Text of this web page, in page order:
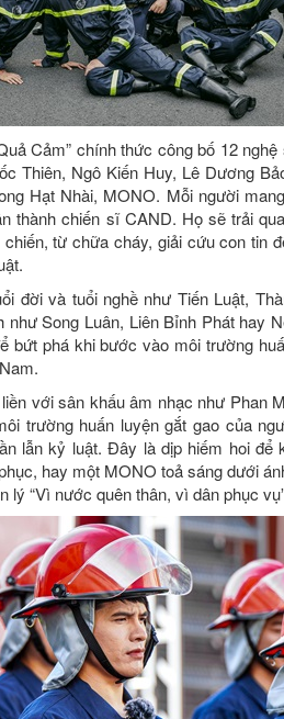
Cảm” chính thức công bố 12
Thiên, Ngô Kiến Huy, Lê Dương
Hạt Nhài, MONO. Mỗi người
thành chiến sĩ CAND. Họ sẽ trải
từ chữa cháy, giải cứu con tin
đời và tuổi nghề như Tiến Luật,
Song Luân, Liên Bỉnh Phát hay
bứt phá khi bước vào môi trường
với sân khấu âm nhạc như Phan
trường huấn luyện gắt gao của
lẫn kỷ luật. Đây là dịp hiếm hoi để
hay một MONO toả sáng dưới
“Vì nước quên thân, vì dân phục